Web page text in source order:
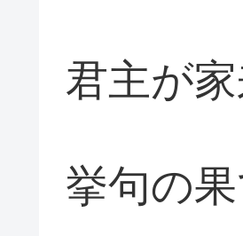
君主が家
挙句の